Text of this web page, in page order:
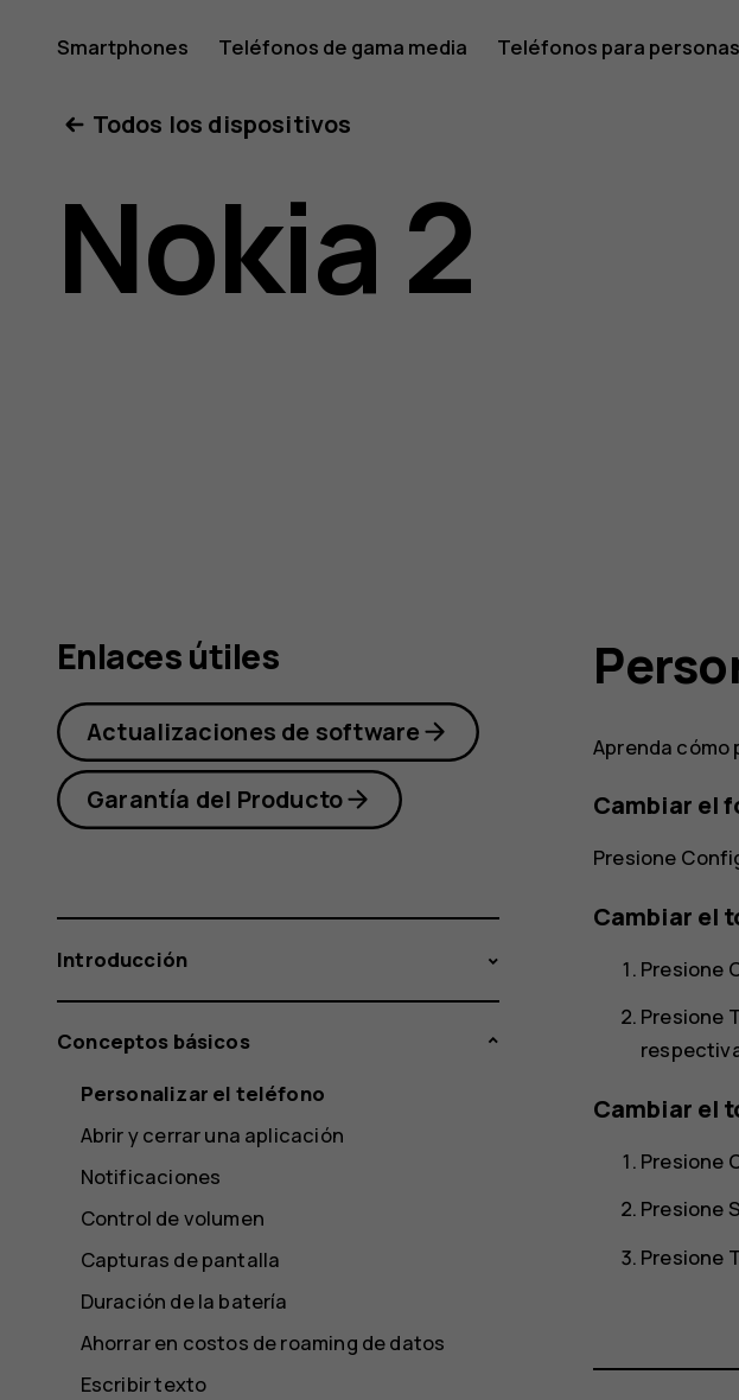
Manual
del
usuario
Smartphones Teléfonos de gama media Teléfonos para
Todos los dispositivos
Nokia 2
Aprenda cómo
Cambiar el
Presione
Cambiar el
Presione
Presione
Cambiar el
Presione
Presione
Presione
Enlaces útiles
Actualizaciones de software
Garantía del Producto
Introducción
Conceptos básicos
Personalizar el teléfono
Abrir y cerrar una aplicación
Notificaciones
Control de volumen
Capturas de pantalla
Duración de la batería
Ahorrar en costos de roaming de datos
Escribir texto